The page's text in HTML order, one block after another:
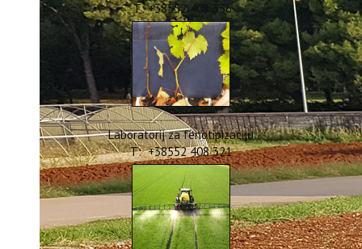
T: +38552 408 336
Laboratorij za fenotipizaciju
T: +38552 408 321